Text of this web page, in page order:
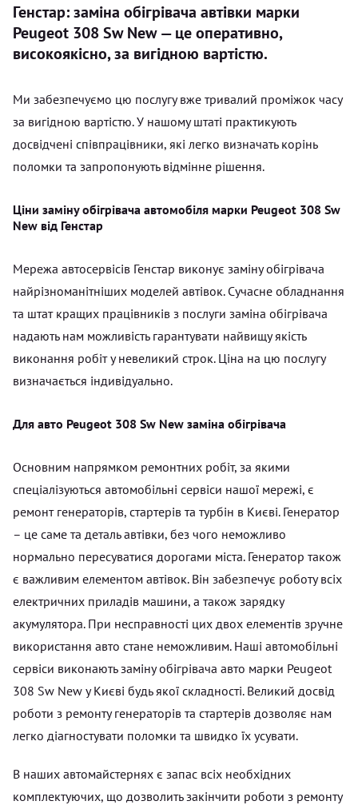
Генстар: заміна обігрівача автівки марки
Peugeot 308 Sw New — це оперативно,
високоякісно, за вигідною вартістю.
Ми забезпечуємо цю послугу вже тривалий проміжок часу
за вигідною вартістю. У нашому штаті практикують
досвідчені співпрацівники, які легко визначать корінь
поломки та запропонують відмінне рішення.
Ціни заміну обігрівача автомобіля марки Peugeot 308 Sw
New від Генстар
Мережа автосервісів Генстар виконує заміну обігрівача
найрізноманітніших моделей автівок. Сучасне обладнання
та штат кращих працівників з послуги заміна обігрівача
надають нам можливість гарантувати найвищу якість
виконання робіт у невеликий строк. Ціна на цю послугу
визначається індивідуально.
Для авто Peugeot 308 Sw New заміна обігрівача
Основним напрямком ремонтних робіт, за якими
спеціалізуються автомобільні сервіси нашої мережі, є
ремонт генераторів, стартерів та турбін в Києві. Генератор
– це саме та деталь автівки, без чого неможливо
нормально пересуватися дорогами міста. Генератор також
є важливим елементом автівок. Він забезпечує роботу всіх
електричних приладів машини, а також зарядку
акумулятора. При несправності цих двох елементів зручне
використання авто стане неможливим. Наші автомобільні
сервіси виконають заміну обігрівача авто марки Peugeot
308 Sw New у Києві будь якої складності. Великий досвід
роботи з ремонту генераторів та стартерів дозволяє нам
легко діагностувати поломки та швидко їх усувати.
В наших автомайстернях є запас всіх необхідних
комплектуючих, що дозволить закінчити роботи з ремонту